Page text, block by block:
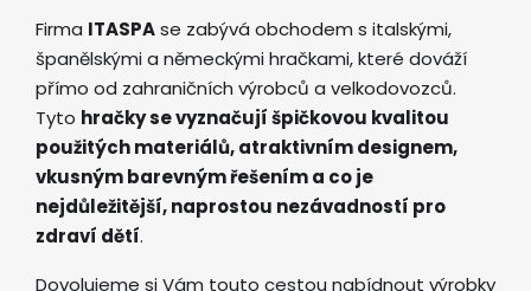
Firma ITASPAse zabývá obchodem s italskými,
španělskými a německými hračkami, které dováží
přímo od zahraničních výrobců a velkodovozců.
Tyto hračky se vyznačují špičkovou kvalitou
použitých materiálů, atraktivním designem,
vkusným barevným řešením a co je
nejdůležitější, naprostou nezávadností pro
zdraví dětí.
Dovolujeme si Vám touto cestou nabídnout výrobky